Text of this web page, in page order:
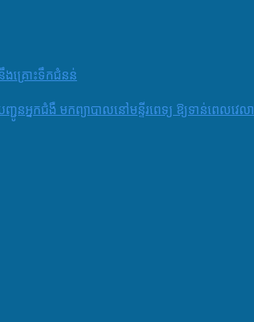
នឹងគ្រោះទឹកជំនន់
ជូនអ្នកជំងឺ មកព្យាបាលនៅមន្ទីរពេទ្យ ឱ្យទាន់ពេលវេលា